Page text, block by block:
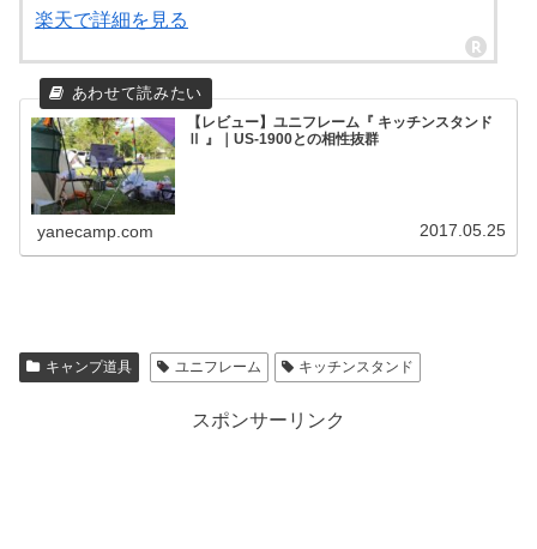
楽天で詳細を見る
【レビュー】ユニフレーム『 キッチンスタンド
Ⅱ 』｜US-1900との相性抜群
yanecamp.com 2017.05.25
キャンプ道具 ユニフレーム キッチンスタンド
スポンサーリンク